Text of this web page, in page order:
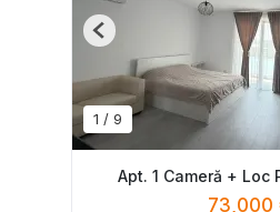
1 / 9
Previous
Apt. 1 Cameră + Loc
73,000